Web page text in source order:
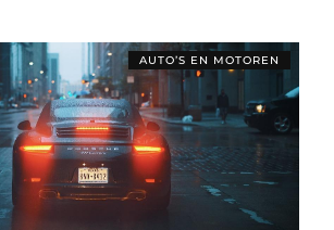
AUTO’S EN MOTOREN